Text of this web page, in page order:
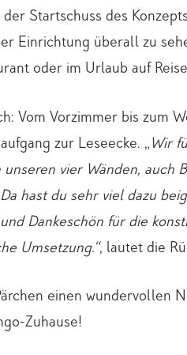
Startschuss des
Einrichtung überall zu
oder im Urlaub auf
Vom Vorzimmer bis zum
zur Leseecke. „ Wir
vier Wänden, auch
hast du sehr viel dazu
Dankeschön für die
Umsetzung.“, lautet die
einen wundervollen
Zuhause!